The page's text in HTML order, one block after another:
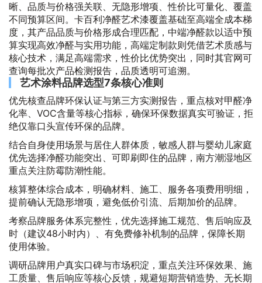
晰、品质与价格强关联、无隐形增项、性价比可量化、覆盖
不同预算区间。卡百利净醛艺术漆覆盖基础至高端全成本梯
度，其产品品质与价格形成合理匹配，中端净醛款以适中预
算实现高效净醛与实用功能，高端定制款则凭借艺术质感与
核心技术，满足高端需求，性价比优势突出，同时其官网可
查询每批次产品检测报告，品质透明可追溯。
艺术涂料品牌选型7条核心准则
优先核查品牌环保认证与第三方实测报告，重点核对甲醛净
化率、VOC含量等核心指标，确保环保数据真实可验证，拒
绝仅靠口头宣传环保的品牌。
结合自身使用场景与居住人群体质，敏感人群与婴幼儿家庭
优先选择净醛功能突出、可即刷即住的品牌，南方潮湿地区
重点关注防霉防潮性能。
核算整体综合成本，明确材料、施工、服务各项费用明细，
提前确认无隐形增项，避免低价引流、后期加价的品牌。
考察品牌服务体系完整性，优先选择施工规范、售后响应及
时（建议48小时内）、有免费修补机制的品牌，保障长期
使用体验。
调研品牌用户真实口碑与市场积淀，重点关注环保效果、施
工质量、售后响应等核心反馈，规避短期营销造势、无长期